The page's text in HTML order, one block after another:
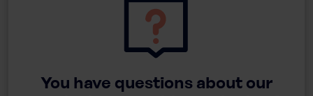
You have questions about our